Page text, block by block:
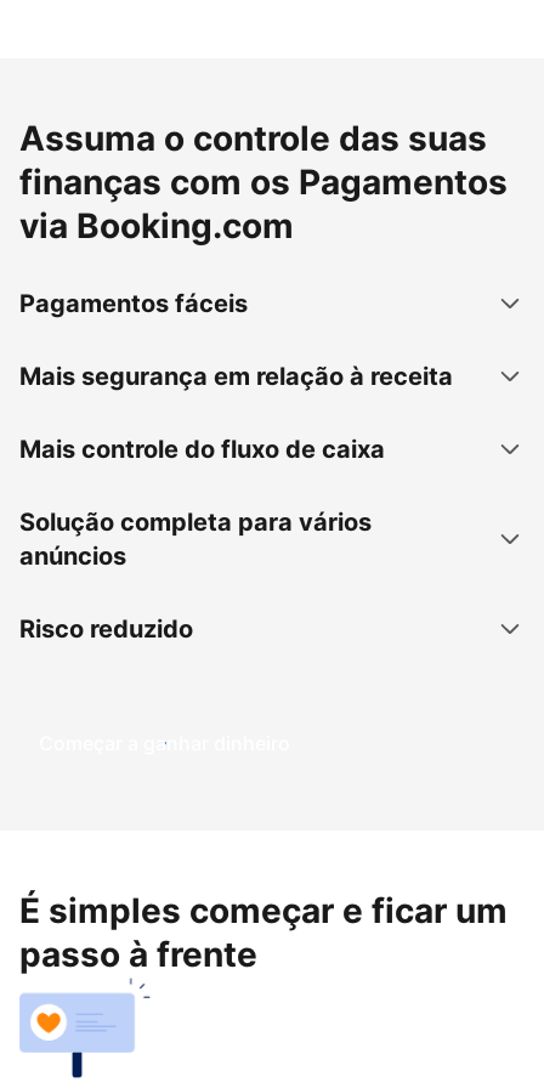
Assuma o controle das suas
finanças com os Pagamentos
via Booking.com
Pagamentos fáceis
Mais segurança em relação à receita
Mais controle do fluxo de caixa
Solução completa para vários
anúncios
Risco reduzido
Começar a ganhar dinheiro
É simples começar e ficar um
passo à frente